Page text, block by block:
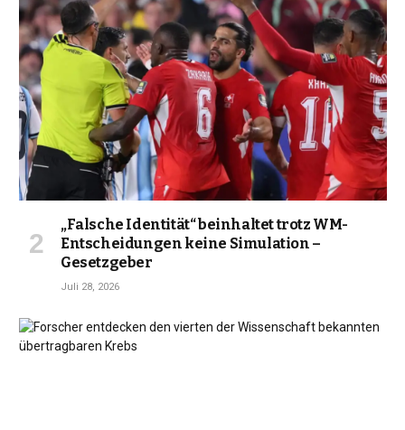
„Falsche Identität“ beinhaltet trotz WM-
Entscheidungen keine Simulation –
Gesetzgeber
Juli 28, 2026